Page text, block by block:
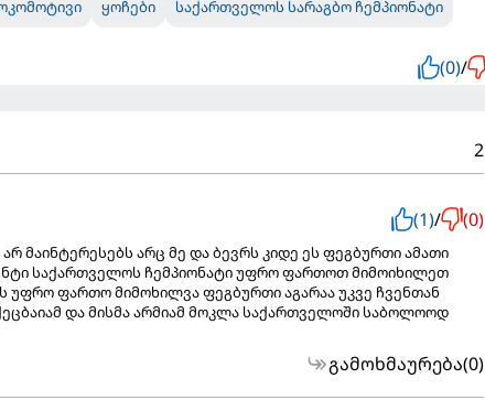
ყოჩები საქართველოს სარაგბო ჩემპიონატი
(0)/
2
(1)/ (0)
მაინტერესებს არც მე და ბევრს კიდე ეს ფეგბურთი ამათი
საქართველოს ჩემპიონატი უფრო ფართოთ მიმოიხილეთ
უფრო ფართო მიმოხილვა ფეგბურთი აგარაა უკვე ჩვენთან
და მისმა არმიამ მოკლა საქართველოში საბოლოოდ
გამოხმაურება(0)